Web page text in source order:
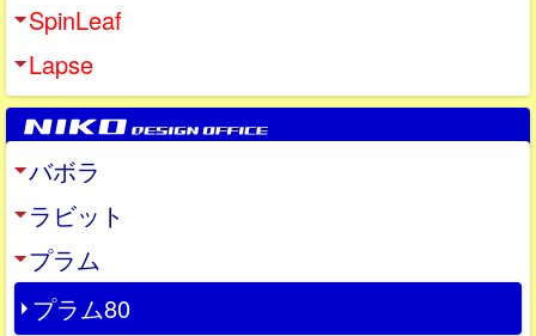
SpinLeaf
Lapse
バボラ
ラビット
プラム
プラム80